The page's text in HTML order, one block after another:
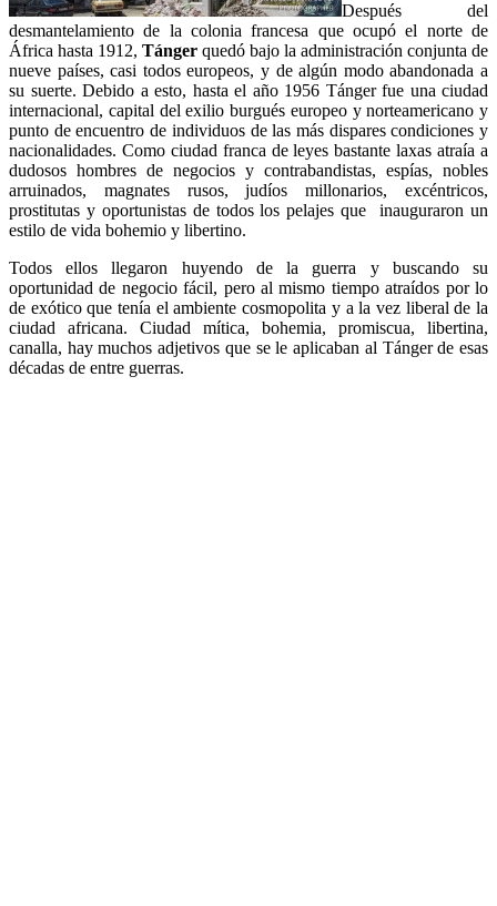
Después del
desmantelamiento de la colonia francesa que ocupó el norte de
África hasta 1912, Tánger quedó bajo la administración conjunta de
nueve países, casi todos europeos, y de algún modo abandonada a
su suerte. Debido a esto, hasta el año 1956 Tánger fue una ciudad
internacional, capital del exilio burgués europeo y norteamericano y
punto de encuentro de individuos de las más dispares condiciones y
nacionalidades. Como ciudad franca de leyes bastante laxas atraía a
dudosos hombres de negocios y contrabandistas, espías, nobles
arruinados, magnates rusos, judíos millonarios, excéntricos,
prostitutas y oportunistas de todos los pelajes que inauguraron un
estilo de vida bohemio y libertino.
Todos ellos llegaron huyendo de la guerra y buscando su
oportunidad de negocio fácil, pero al mismo tiempo atraídos por lo
de exótico que tenía el ambiente cosmopolita y a la vez liberal de la
ciudad africana. Ciudad mítica, bohemia, promiscua, libertina,
canalla, hay muchos adjetivos que se le aplicaban al Tánger de esas
décadas de entre guerras.